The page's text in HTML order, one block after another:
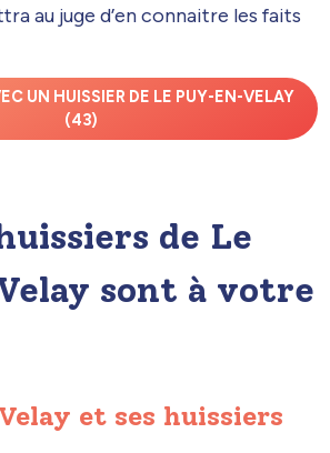
au juge d’en connaitre les faits
UN HUISSIER DE LE PUY-EN-VELAY
(43)
de Le
sont à votre
et ses huissiers